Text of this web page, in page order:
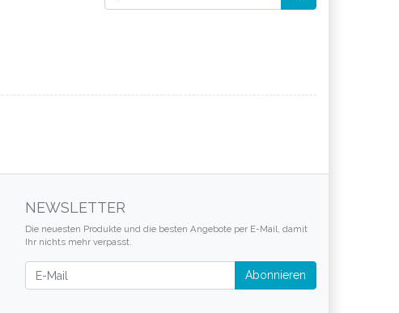
NEWSLETTER
Die neuesten Produkte und die besten Angebote per E-Mail, damit
Ihr nichts mehr verpasst.
Newsletter Abonnieren